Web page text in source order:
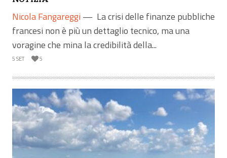
Nicola Fangareggi — La crisi delle finanze pubbliche
francesi non è più un dettaglio tecnico, ma una
voragine che mina la credibilità della...
5 SET 5